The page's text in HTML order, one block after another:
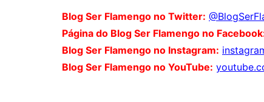
Blog Ser Flamengo no Twitter:
Página do Blog Ser Flamengo no
Blog Ser Flamengo no Instagram:
Blog Ser Flamengo no YouTube: